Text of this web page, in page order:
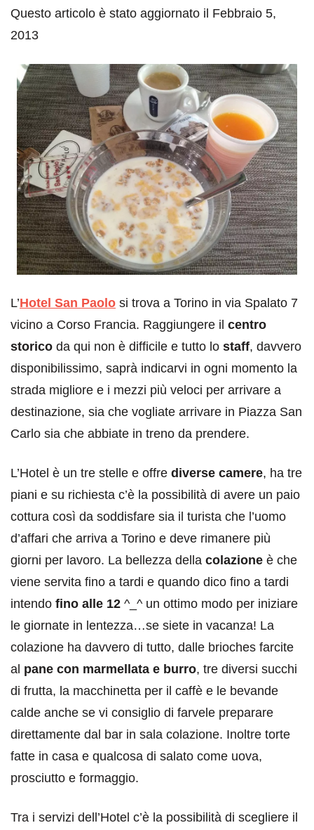
Questo articolo è stato aggiornato il Febbraio 5,
2013
L’Hotel San Paolo si trova a Torino in via Spalato 7
vicino a Corso Francia. Raggiungere il centro
storico da qui non è difficile e tutto lo staff, davvero
disponibilissimo, saprà indicarvi in ogni momento la
strada migliore e i mezzi più veloci per arrivare a
destinazione, sia che vogliate arrivare in Piazza San
Carlo sia che abbiate in treno da prendere.
L’Hotel è un tre stelle e offre diverse camere, ha tre
piani e su richiesta c’è la possibilità di avere un paio
cottura così da soddisfare sia il turista che l’uomo
d’affari che arriva a Torino e deve rimanere più
giorni per lavoro. La bellezza della colazione è che
viene servita fino a tardi e quando dico fino a tardi
intendo fino alle 12 ^_^ un ottimo modo per iniziare
le giornate in lentezza…se siete in vacanza! La
colazione ha davvero di tutto, dalle brioches farcite
al pane con marmellata e burro, tre diversi succhi
di frutta, la macchinetta per il caffè e le bevande
calde anche se vi consiglio di farvele preparare
direttamente dal bar in sala colazione. Inoltre torte
fatte in casa e qualcosa di salato come uova,
prosciutto e formaggio.
Tra i servizi dell’Hotel c’è la possibilità di scegliere il